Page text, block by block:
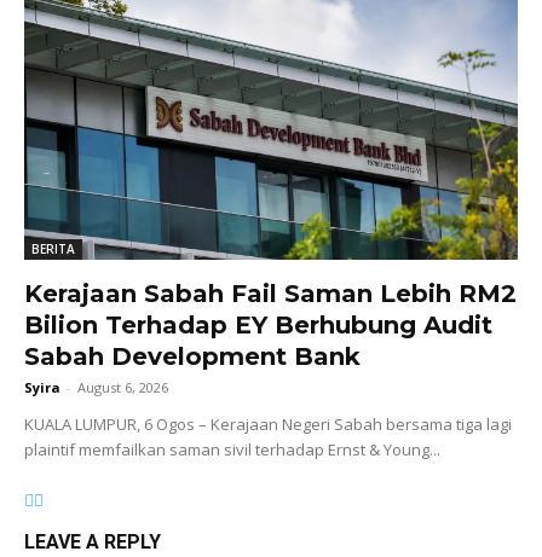
BERITA
Kerajaan Sabah Fail Saman Lebih RM2
Bilion Terhadap EY Berhubung Audit
Sabah Development Bank
Syira - August 6, 2026
KUALA LUMPUR, 6 Ogos – Kerajaan Negeri Sabah bersama tiga lagi
plaintif memfailkan saman sivil terhadap Ernst & Young...
LEAVE A REPLY